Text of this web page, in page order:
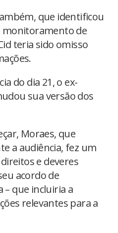
que identificou
monitoramento de
teria sido omisso
do dia 21, o ex-
sua versão dos
Moraes, que
a audiência, fez um
e deveres
acordo de
– que incluiria a
relevantes para a